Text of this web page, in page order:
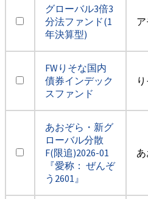
グローバル3倍3
分法ファンド(1
年決算型)
FWりそな国内
債券インデック
スファンド
あおぞら・新グ
ローバル分散
F(限追)2026-01
『愛称： ぜんぞ
う2601』